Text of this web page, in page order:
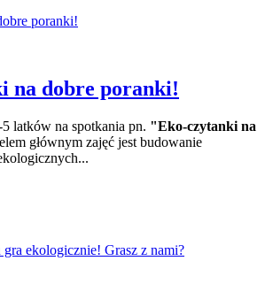
na dobre poranki!
latków na spotkania pn. "Eko-czytanki na
głównym zajęć jest budowanie